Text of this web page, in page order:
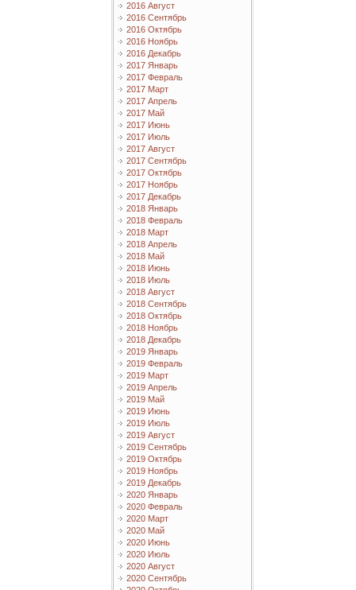
2016 Август
2016 Сентябрь
2016 Октябрь
2016 Ноябрь
2016 Декабрь
2017 Январь
2017 Февраль
2017 Март
2017 Апрель
2017 Май
2017 Июнь
2017 Июль
2017 Август
2017 Сентябрь
2017 Октябрь
2017 Ноябрь
2017 Декабрь
2018 Январь
2018 Февраль
2018 Март
2018 Апрель
2018 Май
2018 Июнь
2018 Июль
2018 Август
2018 Сентябрь
2018 Октябрь
2018 Ноябрь
2018 Декабрь
2019 Январь
2019 Февраль
2019 Март
2019 Апрель
2019 Май
2019 Июнь
2019 Июль
2019 Август
2019 Сентябрь
2019 Октябрь
2019 Ноябрь
2019 Декабрь
2020 Январь
2020 Февраль
2020 Март
2020 Май
2020 Июнь
2020 Июль
2020 Август
2020 Сентябрь